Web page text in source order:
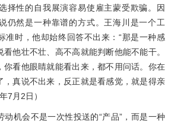
择性的自我展演容易使雇主蒙受欺骗。因
仍然是一种靠谱的方式。王海川是一个工
准时，他却始终回答不出来：“那是一种感
他壮不壮、高不高就能判断他能不能干。
你看他眼睛就能看出来，都不用问话。你在
，真说不出来，反正就是看感觉，就是得亲
7月2日）
动机会不是一次性投送的“产品”，而是一种